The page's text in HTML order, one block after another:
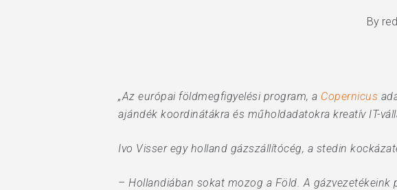
By
„Az európai földmegfigyelési program, a Copernicus
ajándék koordinátákra és műholdadatokra kreatív IT-
Ivo Visser egy holland gázszállítócég, a stedin
– Hollandiában sokat mozog a Föld. A